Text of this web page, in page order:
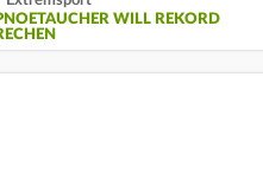
WILL REKORD